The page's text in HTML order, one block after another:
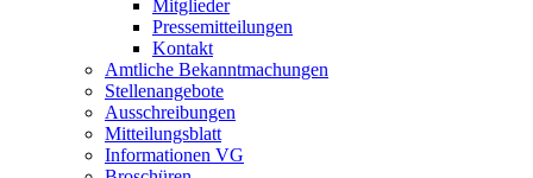
Mitglieder
Pressemitteilungen
Kontakt
Amtliche Bekanntmachungen
Stellenangebote
Ausschreibungen
Mitteilungsblatt
Informationen VG